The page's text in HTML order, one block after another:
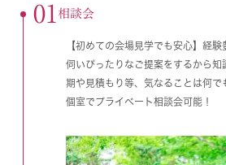
01 相談会
【初めての会場見学でも安心】経
伺いぴったりなご提案をするから知
期や見積もり等、気なることは何で
個室でプライベート相談会可能！